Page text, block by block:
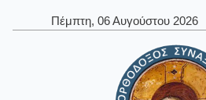
Πέμπτη, 06 Αυγούστου 2026